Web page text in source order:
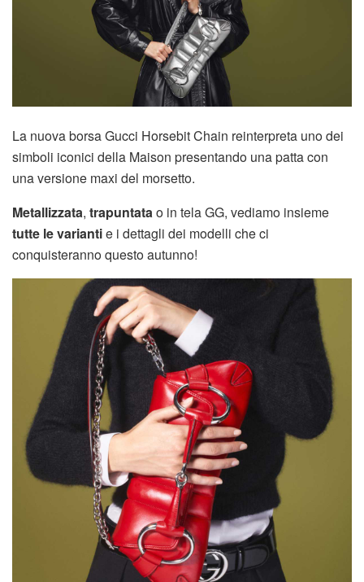
La nuova borsa Gucci Horsebit Chain reinterpreta uno dei
simboli iconici della Maison presentando una patta con
una versione maxi del morsetto.
Metallizzata, trapuntata o in tela GG, vediamo insieme
tutte le variantie i dettagli dei modelli che ci
conquisteranno questo autunno!